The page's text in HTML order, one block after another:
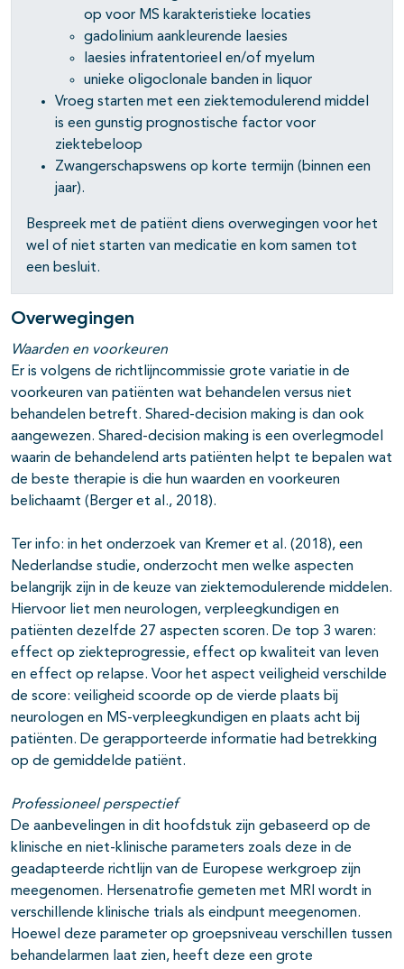
op voor MS karakteristieke locaties
gadolinium aankleurende laesies
laesies infratentorieel en/of myelum
unieke oligoclonale banden in liquor
Vroeg starten met een ziektemodulerend middel
is een gunstig prognostische factor voor
ziektebeloop
Zwangerschapswens op korte termijn (binnen een
jaar).
Bespreek met de patiënt diens overwegingen voor het
wel of niet starten van medicatie en kom samen tot
een besluit.
Overwegingen
Waarden en voorkeuren
Er is volgens de richtlijncommissie grote variatie in de
voorkeuren van patiënten wat behandelen versus niet
behandelen betreft. Shared-decision making is dan ook
aangewezen. Shared-decision making is een overlegmodel
waarin de behandelend arts patiënten helpt te bepalen wat
de beste therapie is die hun waarden en voorkeuren
belichaamt (Berger et al., 2018).
Ter info: in het onderzoek van Kremer et al. (2018), een
Nederlandse studie, onderzocht men welke aspecten
belangrijk zijn in de keuze van ziektemodulerende middelen.
Hiervoor liet men neurologen, verpleegkundigen en
patiënten dezelfde 27 aspecten scoren. De top 3 waren:
effect op ziekteprogressie, effect op kwaliteit van leven
en effect op relapse. Voor het aspect veiligheid verschilde
de score: veiligheid scoorde op de vierde plaats bij
neurologen en MS-verpleegkundigen en plaats acht bij
patiënten. De gerapporteerde informatie had betrekking
op de gemiddelde patiënt.
Professioneel perspectief
De aanbevelingen in dit hoofdstuk zijn gebaseerd op de
klinische en niet-klinische parameters zoals deze in de
geadapteerde richtlijn van de Europese werkgroep zijn
meegenomen. Hersenatrofie gemeten met MRI wordt in
verschillende klinische trials als eindpunt meegenomen.
Hoewel deze parameter op groepsniveau verschillen tussen
behandelarmen laat zien, heeft deze een grote